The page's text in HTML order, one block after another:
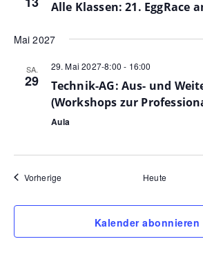
Alle Klassen: 21. EggRace
Mai 2027
SA.
29
29. Mai 2027-8:00 - 16:00
Technik-AG: Aus- und
(Workshops zur
Aula
Vorherige Heute
Kalender abonnieren